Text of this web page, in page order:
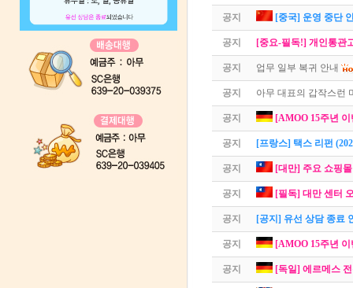
공지 [중국] 운영 중단
공지 [중요-필독!] 개인통관
공지 업무 일부 복귀 안내
공지 아무 대표의 갑작스런
공지 [AMOO 15주년
공지 [프랑스] 택스 리펀
공지 [대만] 주요 쇼핑
공지 [필독] 대만 센터
공지 [공지] 유선 상담 종료
공지 [AMOO 15주년
공지 [독일] 에르메스